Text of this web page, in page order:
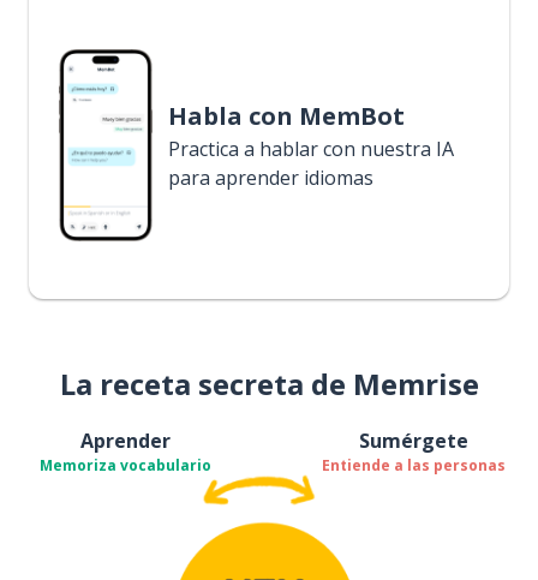
Habla con MemBot
Practica a hablar con nuestra IA
para aprender idiomas
La receta secreta de Memrise
Aprender
Memoriza vocabulario
Sumérgete
Entiende a las personas